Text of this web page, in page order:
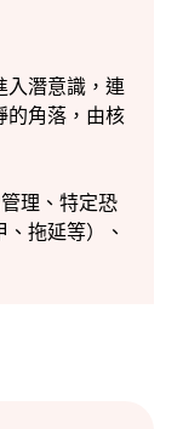
入潛意識，連
的角落，由核
理、特定恐
拖延等）、